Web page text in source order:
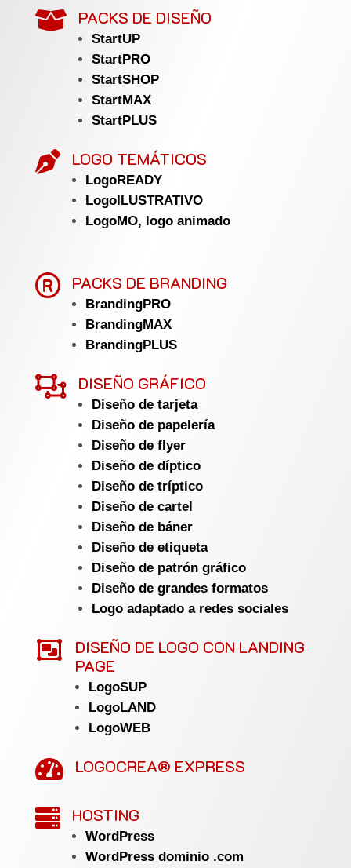
 PACKS DE DISEÑO
StartUP
StartPRO
StartSHOP
StartMAX
StartPLUS
 LOGO TEMÁTICOS
LogoREADY
LogoILUSTRATIVO
LogoMO, logo animado
 PACKS DE BRANDING
BrandingPRO
BrandingMAX
BrandingPLUS
 DISEÑO GRÁFICO
Diseño de tarjeta
Diseño de papelería
Diseño de flyer
Diseño de díptico
Diseño de tríptico
Diseño de cartel
Diseño de báner
Diseño de etiqueta
Diseño de patrón gráfico
Diseño de grandes formatos
Logo adaptado a redes sociales

DISEÑO DE LOGO CON LANDING
PAGE
LogoSUP
LogoLAND
LogoWEB
 LOGOCREA® EXPRESS
 HOSTING
WordPress
WordPress dominio .com